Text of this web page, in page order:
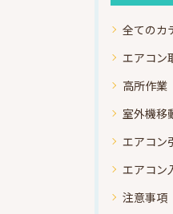
全てのカ
エアコン
高所作業
室外機移
エアコン
エアコン
注意事項